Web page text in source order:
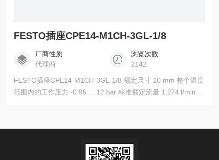
FESTO插座CPE14-M1CH-3GL-1/8
厂商性质
代理商
浏览次数
2142
FESTO插座CPE14-M1CH-3GL-1/8 额定尺寸 10 mm 整个温度
范围内的工作压力 -0.95 ... 12 bar 标准额定流量 1,274 l/min 工
境温度 -10 ... 60 °C